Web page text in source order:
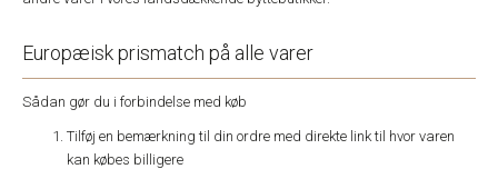
Europæisk prismatch på alle varer
Sådan gør du i forbindelse med køb
Tilføj en bemærkning til din ordre med direkte link til hvor varen
kan købes billigere